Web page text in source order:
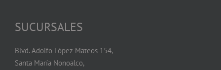
SUCURSALES
Blvd. Adolfo López Mateos 154,
Santa María Nonoalco,